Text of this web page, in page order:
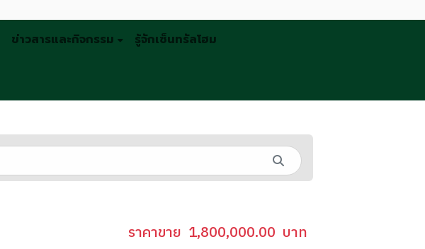
ข่าวสารและกิจกรรม รู้จักเซ็นทรัลโฮม
ราคาขาย 1,800,000.00 บาท